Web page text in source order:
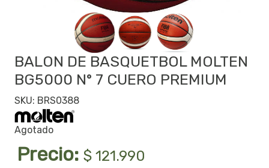
BALON DE BASQUETBOL MOLTEN
BG5000 N° 7 CUERO PREMIUM
SKU: BRS0388
Agotado
Precio: $ 121.990